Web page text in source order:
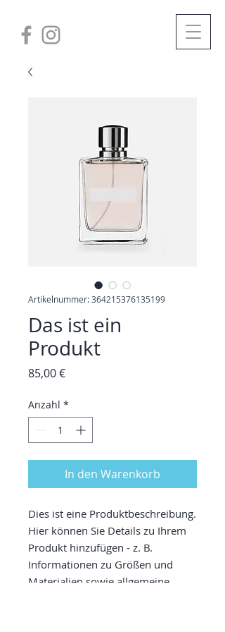
Artikelnummer: 364215376135199
Das ist ein
Produkt
85,00 €Preis
Anzahl *
In den Warenkorb
Dies ist eine Produktbeschreibung.
Hier können Sie Details zu Ihrem
Produkt hinzufügen - z. B.
Informationen zu Größen und
Materialien sowie allgemeine